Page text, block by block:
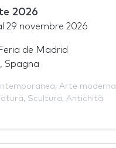
2026
29 novembre 2026
de Madrid
Spagna
, Arte moderna
, Scultura, Antichità